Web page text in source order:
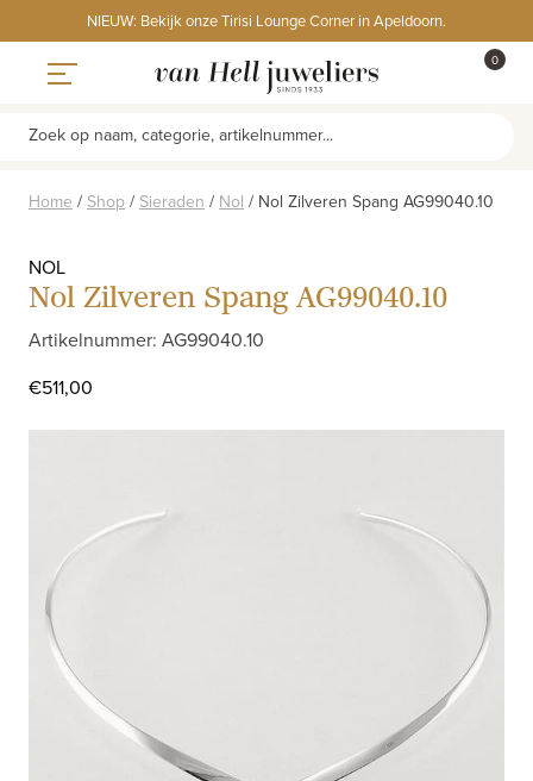
to
content
NIEUW: Bekijk onze Tirisi Lounge Corner in Apeldoorn.
0
Zoek op naam, categorie, artikelnummer...
Home / Shop / Sieraden / Nol / Nol Zilveren Spang AG99040.10
NOL
Nol Zilveren Spang AG99040.10
Artikelnummer: AG99040.10
€511,00